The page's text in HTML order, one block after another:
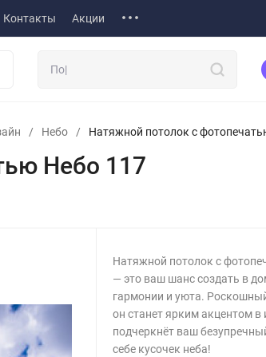
Контакты Акции
/ Небо / Натяжной потолок с
Небо 117
Натяжной потолок с
— это ваш шанс создать в
гармонии и уюта.
он станет ярким акцентом в
подчеркнёт ваш
себе кусочек неба!